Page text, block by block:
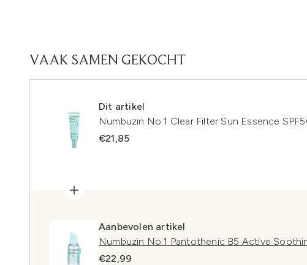
VAAK SAMEN GEKOCHT
Dit artikel
Numbuzin No.1 Clear Filter Sun Essence
€21,85
Aanbevolen artikel
Numbuzin No.1 Pantothenic B5 Active
€22,99